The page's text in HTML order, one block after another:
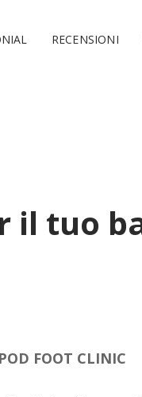
RECENSIONI
il tuo
FOOT CLINIC